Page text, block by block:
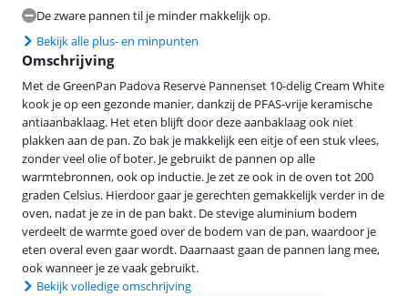
De zware pannen til je minder makkelijk op.
Bekijk alle plus- en minpunten
Omschrijving
Met de GreenPan Padova Reserve Pannenset 10-delig Cream White
kook je op een gezonde manier, dankzij de PFAS-vrije keramische
antiaanbaklaag. Het eten blijft door deze aanbaklaag ook niet
plakken aan de pan. Zo bak je makkelijk een eitje of een stuk vlees,
zonder veel olie of boter. Je gebruikt de pannen op alle
warmtebronnen, ook op inductie. Je zet ze ook in de oven tot 200
graden Celsius. Hierdoor gaar je gerechten gemakkelijk verder in de
oven, nadat je ze in de pan bakt. De stevige aluminium bodem
verdeelt de warmte goed over de bodem van de pan, waardoor je
eten overal even gaar wordt. Daarnaast gaan de pannen lang mee,
ook wanneer je ze vaak gebruikt.
Bekijk volledige omschrijving